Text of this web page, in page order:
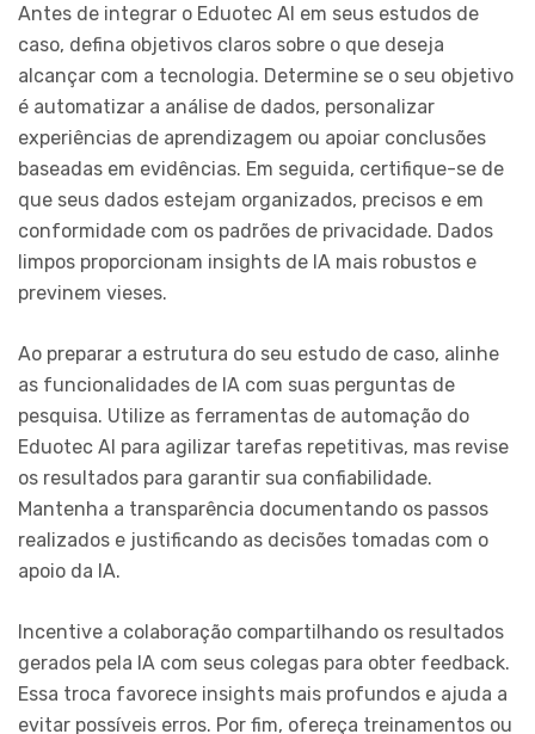
Antes de integrar o Eduotec AI em seus estudos de
caso, defina objetivos claros sobre o que deseja
alcançar com a tecnologia. Determine se o seu objetivo
é automatizar a análise de dados, personalizar
experiências de aprendizagem ou apoiar conclusões
baseadas em evidências. Em seguida, certifique-se de
que seus dados estejam organizados, precisos e em
conformidade com os padrões de privacidade. Dados
limpos proporcionam insights de IA mais robustos e
previnem vieses.
Ao preparar a estrutura do seu estudo de caso, alinhe
as funcionalidades de IA com suas perguntas de
pesquisa. Utilize as ferramentas de automação do
Eduotec AI para agilizar tarefas repetitivas, mas revise
os resultados para garantir sua confiabilidade.
Mantenha a transparência documentando os passos
realizados e justificando as decisões tomadas com o
apoio da IA.
Incentive a colaboração compartilhando os resultados
gerados pela IA com seus colegas para obter feedback.
Essa troca favorece insights mais profundos e ajuda a
evitar possíveis erros. Por fim, ofereça treinamentos ou